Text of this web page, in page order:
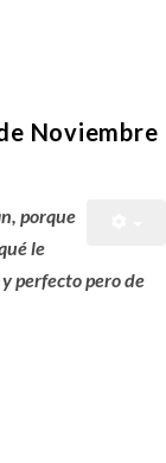
Noviembre
porque
le
y perfecto pero de